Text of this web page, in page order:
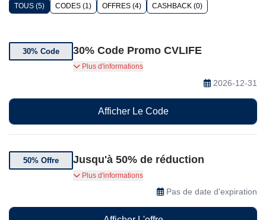
TOUS (5) CODES (1) OFFRES (4) CASHBACK (0)
30% Code 30% Code Promo CVLIFE
30% de réduction sur votre commande avec un
Plus d'informations
2026-12-31
Afficher Le Code
50% Offre Jusqu'à 50% de réduction
Jusqu'à 50% de réduction en vous inscrivant à la
Plus d'informations
Pas de date d'expiration